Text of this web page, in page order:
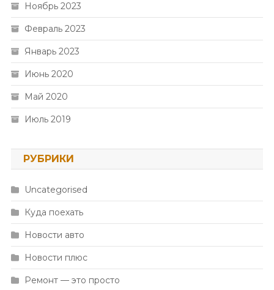
Ноябрь 2023
Февраль 2023
Январь 2023
Июнь 2020
Май 2020
Июль 2019
РУБРИКИ
Uncategorised
Куда поехать
Новости авто
Новости плюс
Ремонт — это просто